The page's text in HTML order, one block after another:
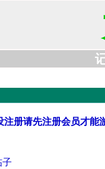
注册请先注册会员才能
子